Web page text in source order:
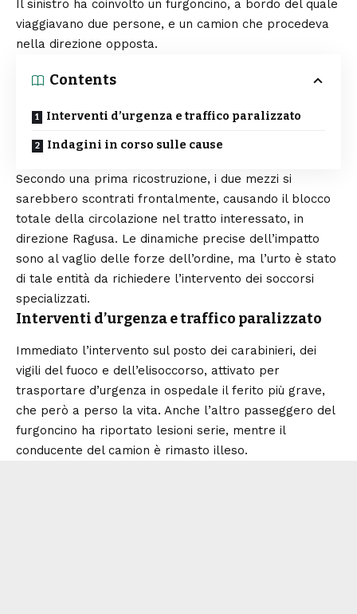
Il sinistro ha coinvolto un furgoncino, a bordo del quale
viaggiavano due persone, e un camion che procedeva
nella direzione opposta.
Contents
Interventi d’urgenza e traffico paralizzato
Indagini in corso sulle cause
Secondo una prima ricostruzione, i due mezzi si
sarebbero scontrati frontalmente, causando il blocco
totale della circolazione nel tratto interessato, in
direzione Ragusa. Le dinamiche precise dell’impatto
sono al vaglio delle forze dell’ordine, ma l’urto è stato
di tale entità da richiedere l’intervento dei soccorsi
specializzati.
Interventi d’urgenza e traffico paralizzato
Immediato l’intervento sul posto dei carabinieri, dei
vigili del fuoco e dell’elisoccorso, attivato per
trasportare d’urgenza in ospedale il ferito più grave,
che però a perso la vita. Anche l’altro passeggero del
furgoncino ha riportato lesioni serie, mentre il
conducente del camion è rimasto illeso.